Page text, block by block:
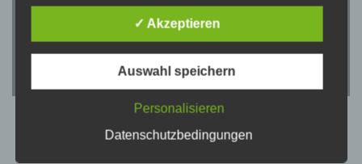
Datenschutz-Grundverordnung und in
Übereinstimmung mit den für uns geltenden
Mittels dieser Datenschutzerklärung möchte ich
über Art, Umfang und Zweck der von mir
personenbezogenen Daten informieren. Ferner
werden betroffene Personen mittels dieser
Datenschutzerklärung über die ihnen zustehenden
✓ Akzeptieren
Auswahl speichern
Personalisieren
Datenschutzbedingungen